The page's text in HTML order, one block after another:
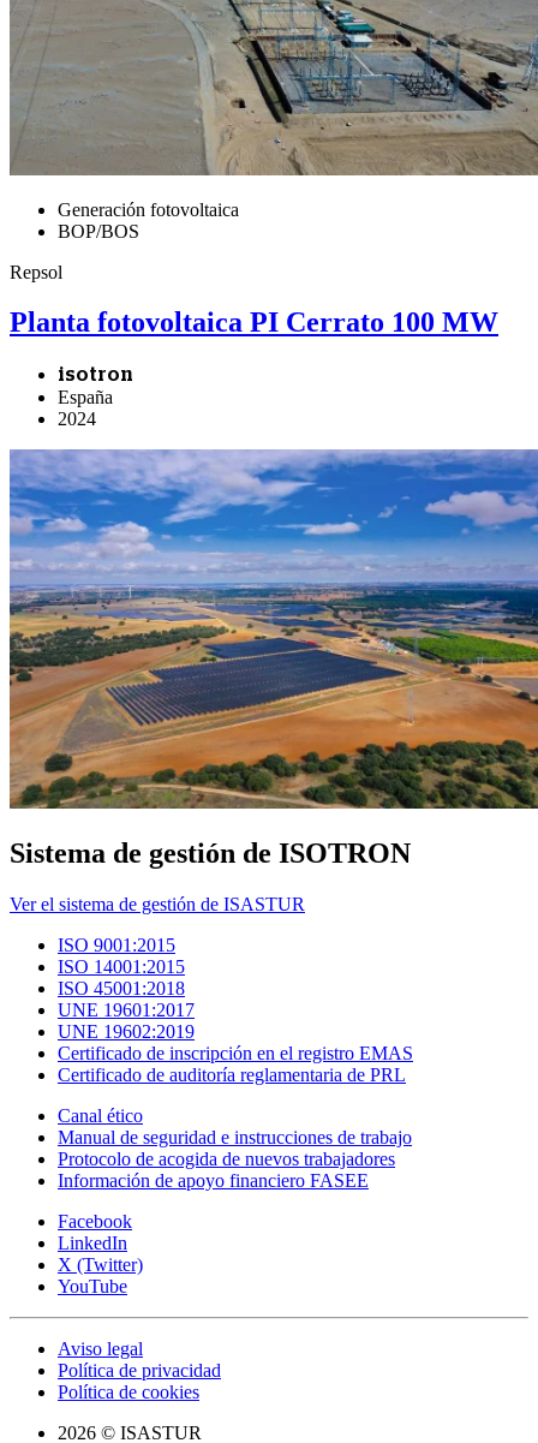
Generación fotovoltaica
BOP/BOS
Repsol
Planta fotovoltaica PI Cerrato 100 MW
isotron
España
2024
Sistema de gestión de ISOTRON
Ver el sistema de gestión de ISASTUR
ISO 9001:2015
ISO 14001:2015
ISO 45001:2018
UNE 19601:2017
UNE 19602:2019
Certificado de inscripción en el registro EMAS
Certificado de auditoría reglamentaria de PRL
Canal ético
Manual de seguridad e instrucciones de trabajo
Protocolo de acogida de nuevos trabajadores
Información de apoyo financiero FASEE
Facebook
LinkedIn
X (Twitter)
YouTube
Aviso legal
Política de privacidad
Política de cookies
2026 © ISASTUR